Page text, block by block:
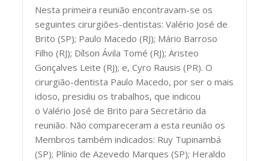
Nesta primeira reunião encontravam-se os
seguintes cirurgiões-dentistas: Valério José de
Brito (SP); Paulo Macedo (RJ); Mário Barroso
Filho (RJ); Dílson Ávila Tomé (RJ); Aristeo
Gonçalves Leite (RJ); e, Cyro Rausis (PR). O
cirurgião-dentista Paulo Macedo, por ser o mais
idoso, presidiu os trabalhos, que indicou
o Valério José de Brito para Secretário da
reunião. Não compareceram a esta reunião os
Membros também indicados: Ruy Tupinambá
(SP); Plínio de Azevedo Marques (SP); Heraldo